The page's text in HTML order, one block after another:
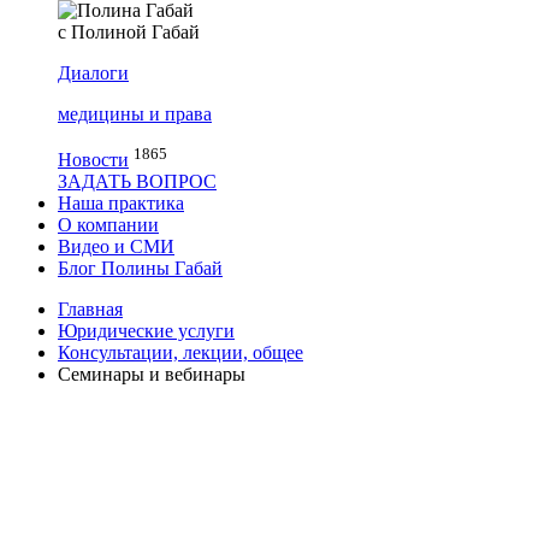
с Полиной Габай
Диалоги
медицины и права
Новости 1865
ЗАДАТЬ ВОПРОС
Наша практика
О компании
Видео и СМИ
Блог Полины Габай
Главная
Юридические услуги
Консультации, лекции, общее
Семинары и вебинары